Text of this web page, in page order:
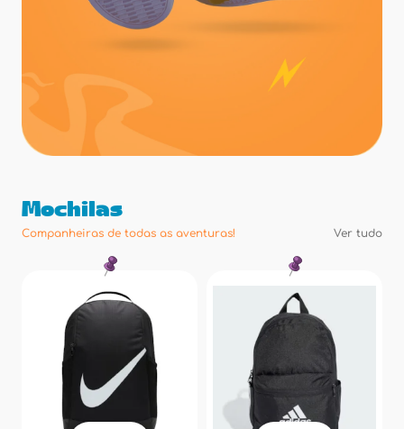
Mochilas
Companheiras de todas as aventuras! Ver tudo